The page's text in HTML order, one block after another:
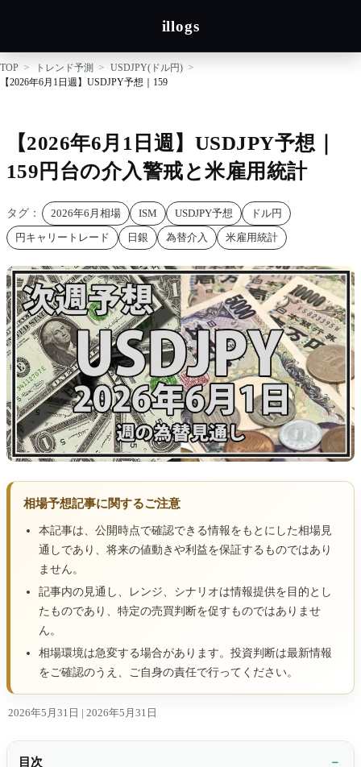
illogs
TOP トレンド予測
USDJPY(ドル円)
【2026年6月1日週】USDJPY予想｜159円台の介入警戒と米雇用統計
【2026年6月1日週】USDJPY予想｜
159円台の介入警戒と米雇用統計
タグ： 2026年6月相場 ISM USDJPY予想
ドル円
円キャリートレード
日銀 為替介入 米雇用統計
相場予想記事に関するご注意
本記事は、公開時点で確認できる情報をもとにした相場見
通しであり、将来の値動きや利益を保証するものではあり
ません。
記事内の見通し、レンジ、シナリオは情報提供を目的とし
たものであり、特定の売買判断を促すものではありませ
ん。
相場環境は急変する場合があります。投資判断は最新情報
をご確認のうえ、ご自身の責任で行ってください。
2026年5月31日 | 2026年5月31日
目次